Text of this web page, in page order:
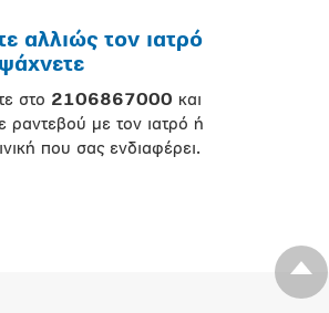
αλλιώς τον ιατρό
στο 2106867000 και
ραντεβού με τον ιατρό ή
που σας ενδιαφέρει.